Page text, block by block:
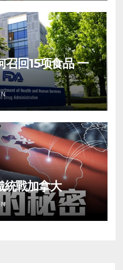
回15项食品 一
統戰加拿大